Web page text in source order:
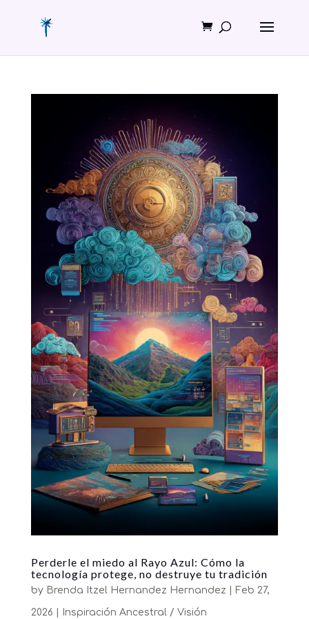
Perderle el miedo al Rayo Azul: Cómo la
tecnología protege, no destruye tu tradición
by Brenda Itzel Hernandez Hernandez Feb 27,
2026 Inspiración Ancestral / Visión